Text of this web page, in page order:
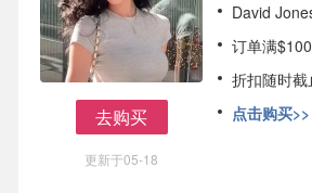
去购买
更新于05-18
David
订单满
折扣随时截
点击购买>>